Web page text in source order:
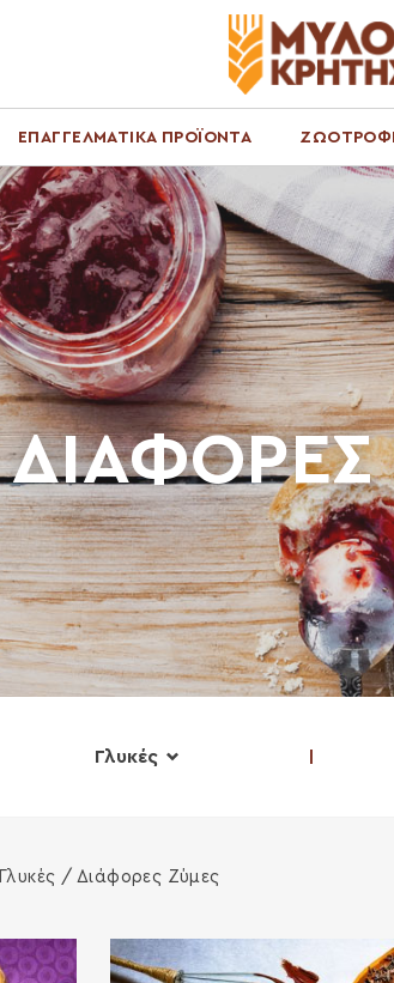
ΕΠΑΓΓΕΛΜΑΤΙΚΑ ΠΡΟΪΟΝΤΑ
Γλυκές
Γλυκές / Διάφορες Ζύμες